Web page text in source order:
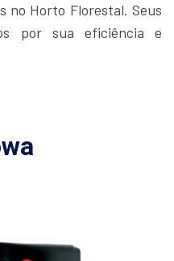
no Horto Florestal. Seus
por sua eficiência e